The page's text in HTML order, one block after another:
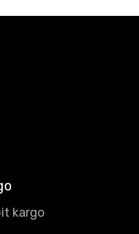
kargo